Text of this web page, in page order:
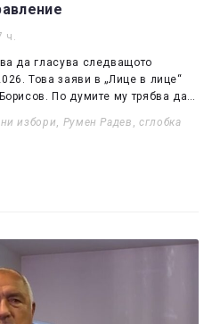
ч.
да гласува следващото
Това заяви в „Лице в лице“
По думите му трябва да…
избори, Румен Радев , сглобка